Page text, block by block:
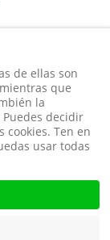
de ellas son
que
la
decidir
Ten en
usar todas